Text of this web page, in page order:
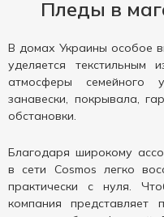
Пледы в
В домах Украины особое
уделяется текстильным
атмосферы семейного
занавески, покрывала,
обстановки.
Благодаря широкому
в сети Cosmos легко
практически с нуля.
компания представляет